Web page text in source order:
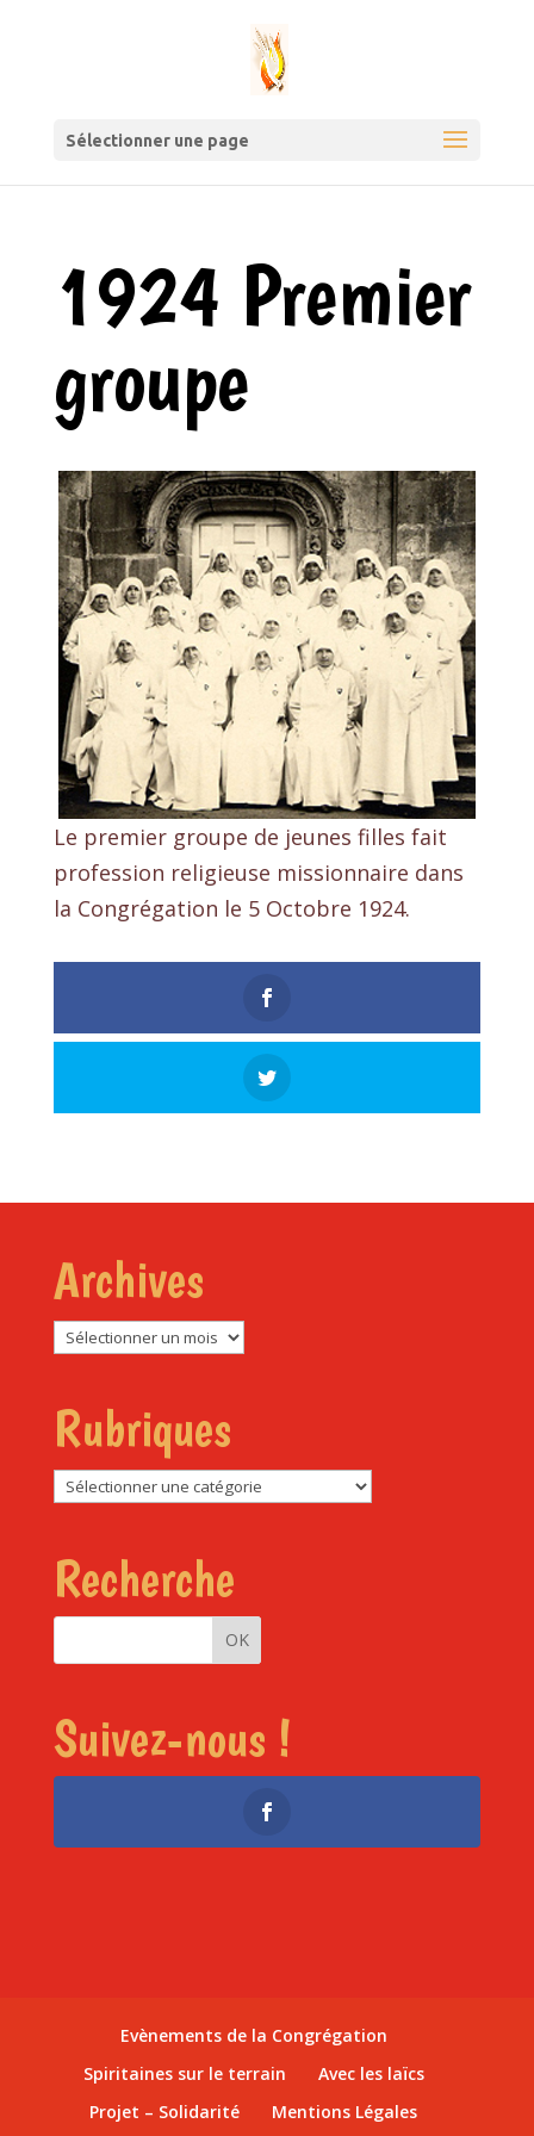
Sélectionner une page
1924 Premier
groupe
Le premier groupe de jeunes filles fait
profession religieuse missionnaire dans
la Congrégation le 5 Octobre 1924.
Archives
Archives
Rubriques
Rubriques
Recherche
Suivez-nous !
Evènements de la Congrégation
Spiritaines sur le terrain
Avec les laïcs
Projet – Solidarité
Mentions Légales